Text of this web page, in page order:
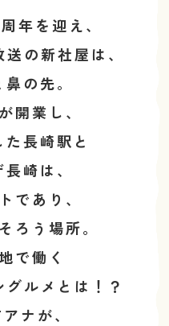
年を迎え、
の新社屋は、
の先。
開業し、
長崎駅と
崎は、
であり、
ろう場所。
で働く
ルメとは！？
ナが、